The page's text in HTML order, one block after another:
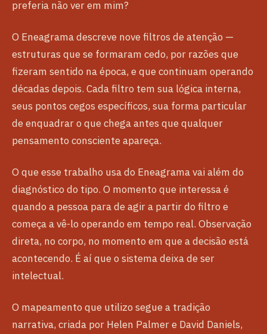
preferia não ver em mim?
O Eneagrama descreve nove filtros de atenção —
estruturas que se formaram cedo, por razões que
fizeram sentido na época, e que continuam operando
décadas depois. Cada filtro tem sua lógica interna,
seus pontos cegos específicos, sua forma particular
de enquadrar o que chega antes que qualquer
pensamento consciente apareça.
O que esse trabalho usa do Eneagrama vai além do
diagnóstico do tipo. O momento que interessa é
quando a pessoa para de agir a partir do filtro e
começa a vê-lo operando em tempo real. Observação
direta, no corpo, no momento em que a decisão está
acontecendo. É aí que o sistema deixa de ser
intelectual.
O mapeamento que utilizo segue a tradição
narrativa, criada por Helen Palmer e David Daniels,